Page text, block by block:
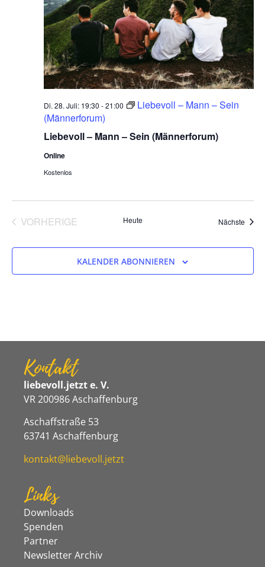
Liebevoll – Mann – Sein (Männerforum)
Di. 28. Juli: 19:30 -21:00
Liebevoll – Mann – Sein
(Männerforum)
Online
Kostenlos
VORHERIGE VERANSTALTUNGEN
Heute Nächste
KALENDER ABONNIEREN
Kontakt
liebevoll.jetzt e. V.
VR 200986 Aschaffenburg
Aschaffstraße 53
63741 Aschaffenburg
kontakt@liebevoll.jetzt
Links
Downloads
Spenden
Partner
Newsletter Archiv